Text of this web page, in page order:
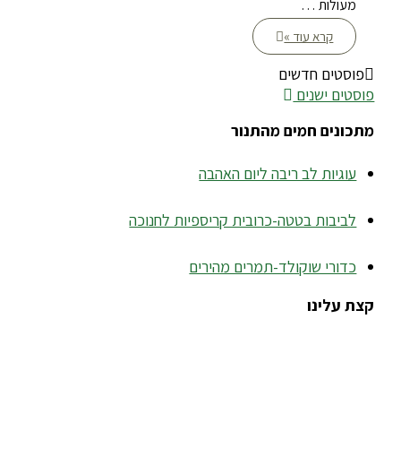
מעולות …
קרא עוד »
פוסטים חדשים
פוסטים ישנים
מתכונים חמים מהתנור
עוגיות לב ריבה ליום האהבה
לביבות בטטה-כרובית קריספיות לחנוכה
כדורי שוקולד-תמרים מהירים
קצת עלינו